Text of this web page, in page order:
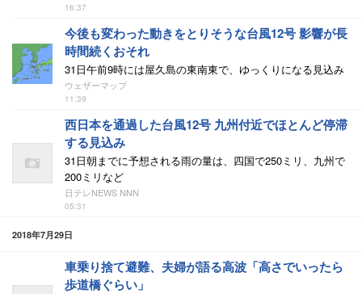
16:37
今後も変わった動きをとりそうな台風12号 影響が長
時間続くおそれ
31日午前9時には屋久島の東南東で、ゆっくりになる見込み
ウェザーマップ
11:39
西日本を通過した台風12号 九州付近でほとんど停滞
する見込み
31日朝までに予想される雨の量は、四国で250ミリ、九州で
200ミリなど
日テレNEWS NNN
05:31
2018年7月29日
車乗り捨て避難、夫婦が語る高波「高さでいったら
歩道橋ぐらい」